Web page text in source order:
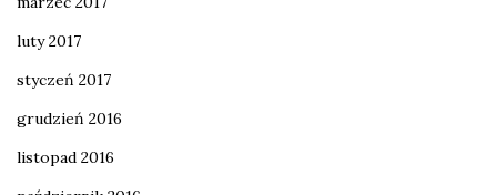
luty 2017
styczeń 2017
grudzień 2016
listopad 2016